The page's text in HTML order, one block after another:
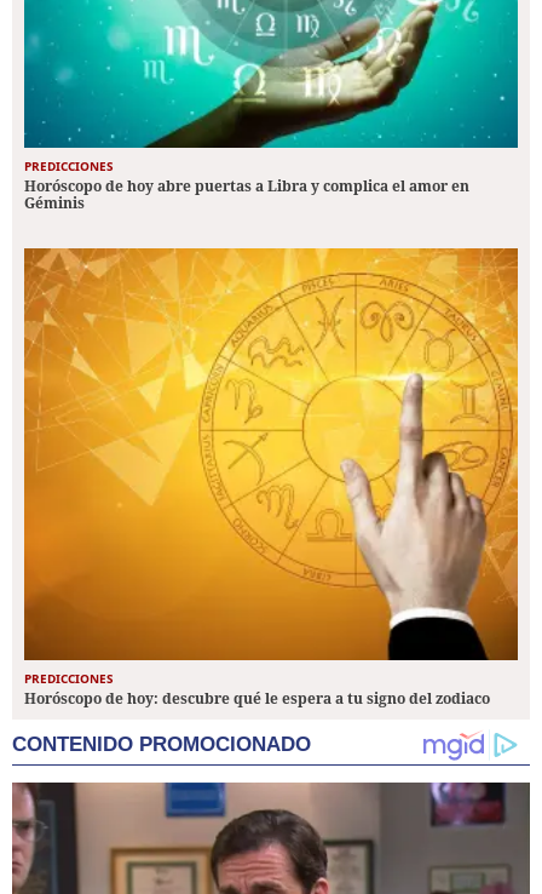
PREDICCIONES
Horóscopo de hoy abre puertas a Libra y complica el amor en
Géminis
PREDICCIONES
Horóscopo de hoy: descubre qué le espera a tu signo del zodiaco
CONTENIDO PROMOCIONADO